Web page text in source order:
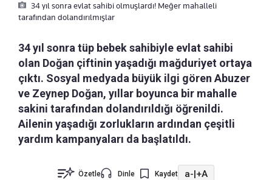
34 yıl sonra evlat sahibi olmuşlardı! Meğer mahalleli
tarafından dolandırılmışlar
34 yıl sonra tüp bebek sahibiyle evlat sahibi
olan Doğan çiftinin yaşadığı mağduriyet ortaya
çıktı. Sosyal medyada büyük ilgi gören Abuzer
ve Zeynep Doğan, yıllar boyunca bir mahalle
sakini tarafından dolandırıldığı öğrenildi.
Ailenin yaşadığı zorlukların ardından çeşitli
yardım kampanyaları da başlatıldı.
Özetle Dinle Kaydet a-|+A